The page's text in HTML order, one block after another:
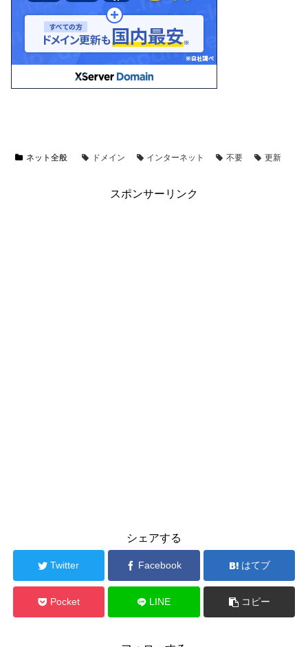
ネット全般 ドメイン インターネット 不要 更新
スポンサーリンク
シェアする
Twitter Facebook はてブ
Pocket LINE コピー